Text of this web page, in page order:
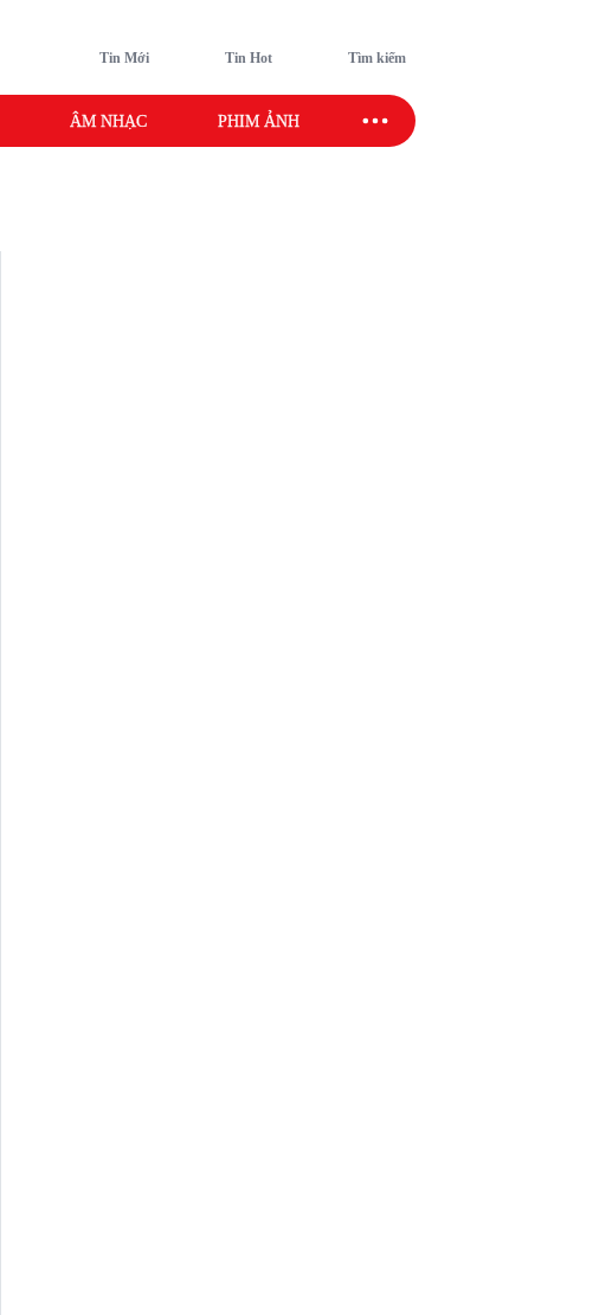
Tin Mới Tin Hot Tìm kiếm
ÂM NHẠC PHIM ẢNH SAO SPORT